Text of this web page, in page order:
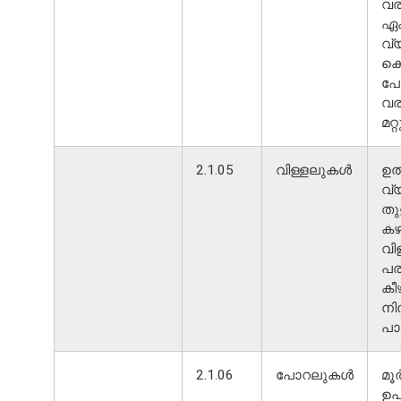
2.1.05 വിള്ളലുകൾ
2.1.06 പോറലുകൾ